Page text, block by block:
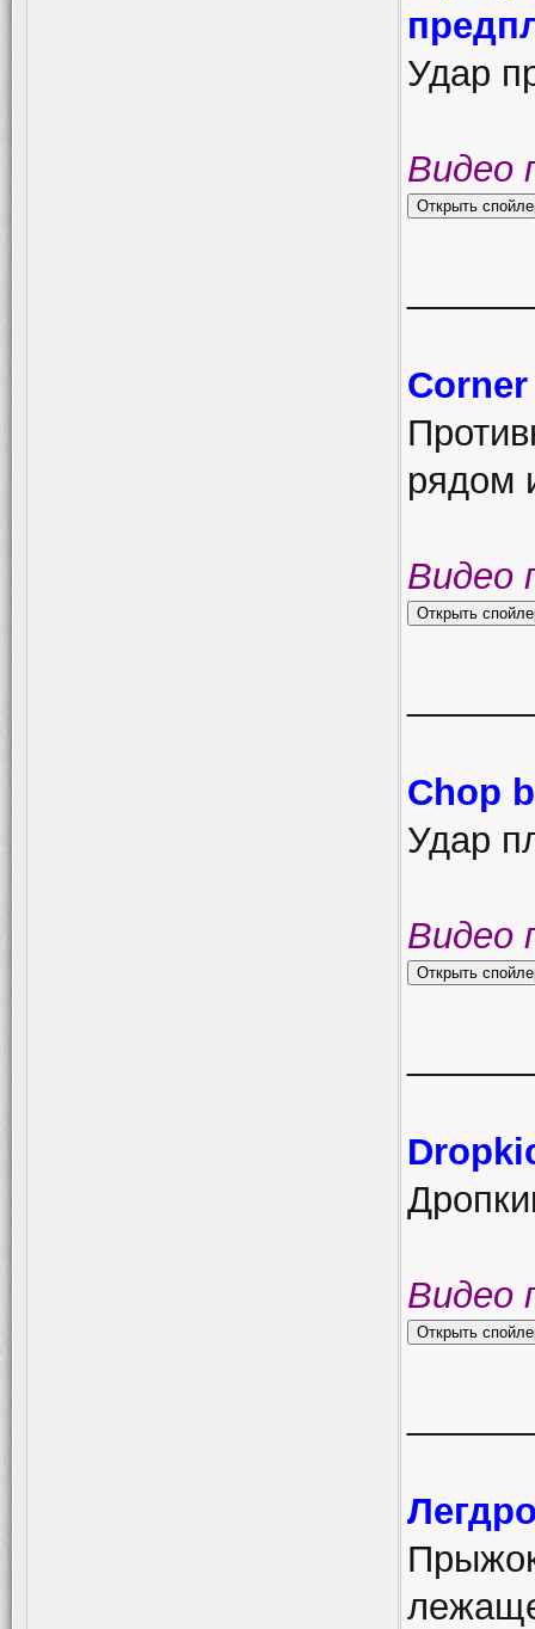
Удар
Видео
рядом
Видео
Chop
Удар
Видео
Видео